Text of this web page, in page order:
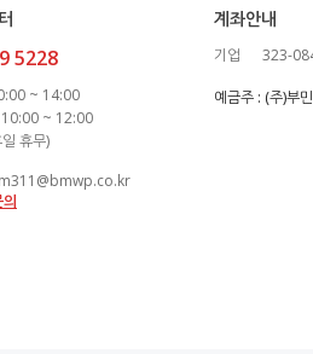
5228
~ 14:00
10:00 ~ 12:00
휴무)
계좌안내
기업 323-
예금주 : (주)부